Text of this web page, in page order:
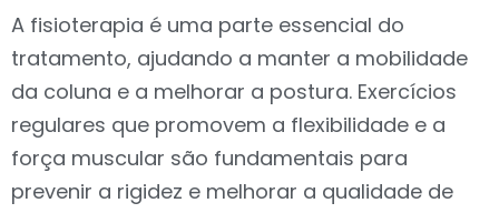
A fisioterapia é uma parte essencial do
tratamento, ajudando a manter a mobilidade
da coluna e a melhorar a postura. Exercícios
regulares que promovem a flexibilidade e a
força muscular são fundamentais para
prevenir a rigidez e melhorar a qualidade de